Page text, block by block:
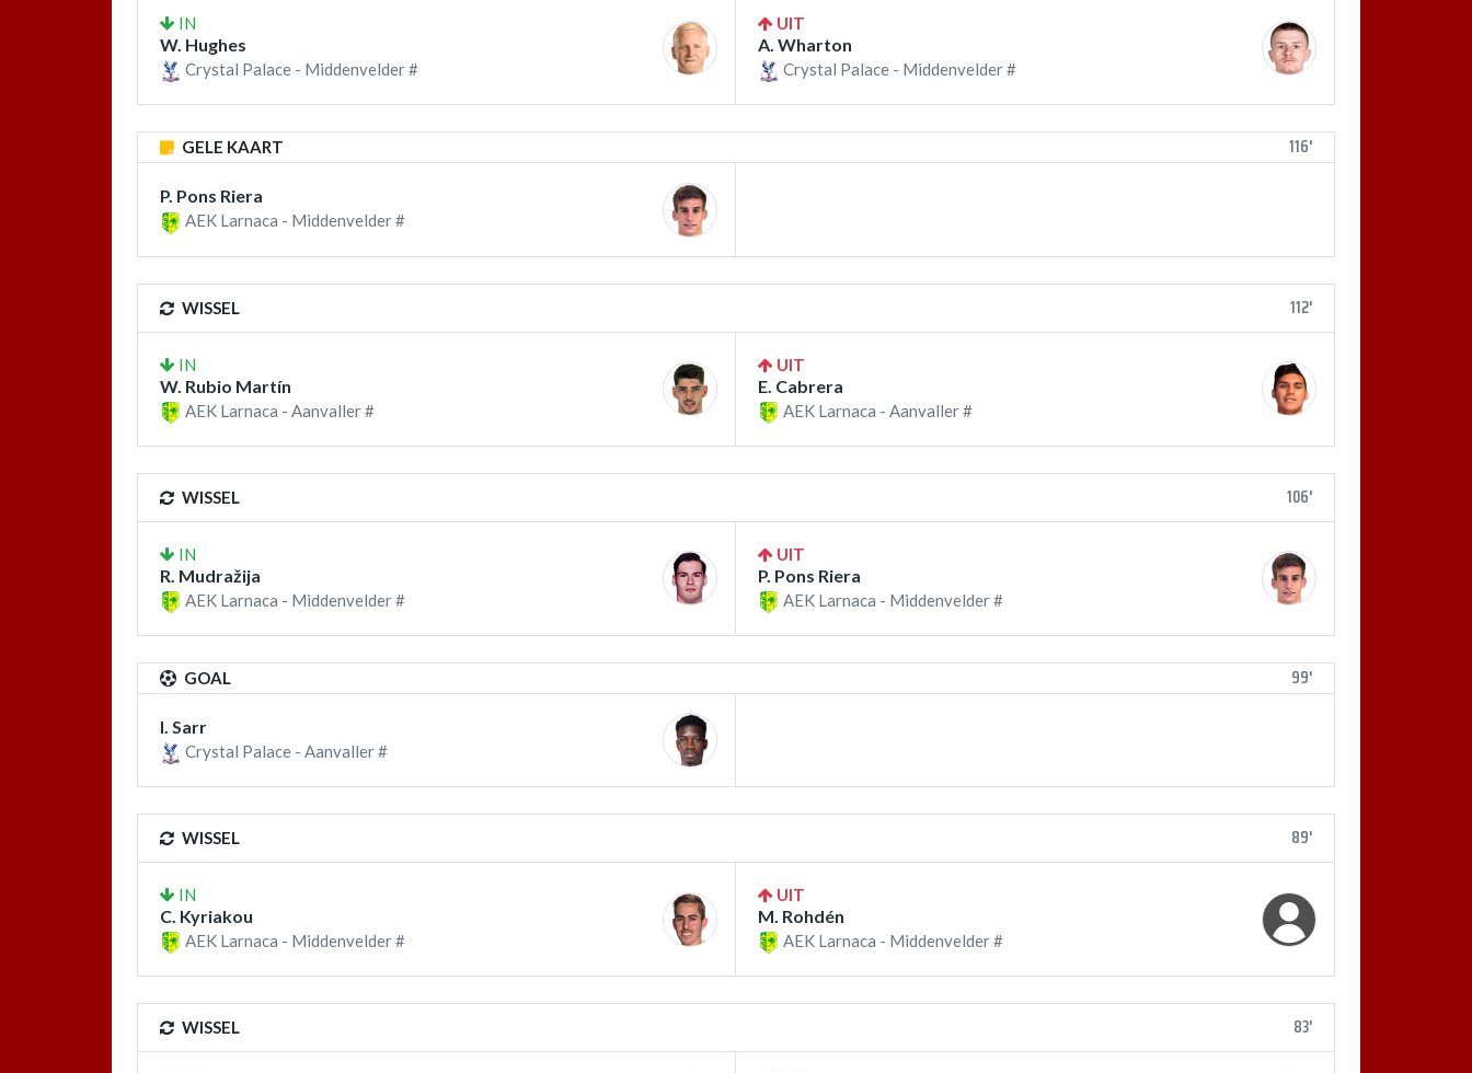
IN
W. Hughes
Crystal Palace - Middenvelder #
UIT
A. Wharton
Crystal Palace - Middenvelder #
GELE KAART 116'
P. Pons Riera
AEK Larnaca - Middenvelder #
WISSEL 112'
IN
W. Rubio Martín
AEK Larnaca - Aanvaller #
UIT
E. Cabrera
AEK Larnaca - Aanvaller #
WISSEL 106'
IN
R. Mudražija
AEK Larnaca - Middenvelder #
UIT
P. Pons Riera
AEK Larnaca - Middenvelder #
GOAL 99'
I. Sarr
Crystal Palace - Aanvaller #
WISSEL 89'
IN
C. Kyriakou
AEK Larnaca - Middenvelder #
UIT
M. Rohdén
AEK Larnaca - Middenvelder #
WISSEL 83'